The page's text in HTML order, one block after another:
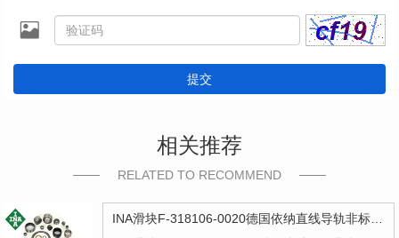
提交
相关推荐
RELATED TO RECOMMEND